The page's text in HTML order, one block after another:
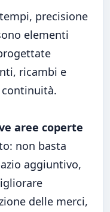
precisione
elementi
ricambi e
aree coperte
non basta
aggiuntivo,
delle merci,